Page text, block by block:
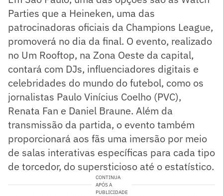
Parties que a Heineken, uma das
patrocinadoras oficiais da Champions League,
promoverá no dia da final. O evento, realizado
no Um Rooftop, na Zona Oeste da capital,
contará com DJs, influenciadores digitais e
celebridades do mundo do futebol, como os
jornalistas Paulo Vinícius Coelho (PVC),
Renata Fan e Daniel Braune. Além da
transmissão da partida, o evento também
proporcionará aos fãs uma imersão por meio
de salas interativas específicas para cada tipo
de torcedor, do supersticioso até o estatístico.
CONTINUA
APÓS A
PUBLICIDADE